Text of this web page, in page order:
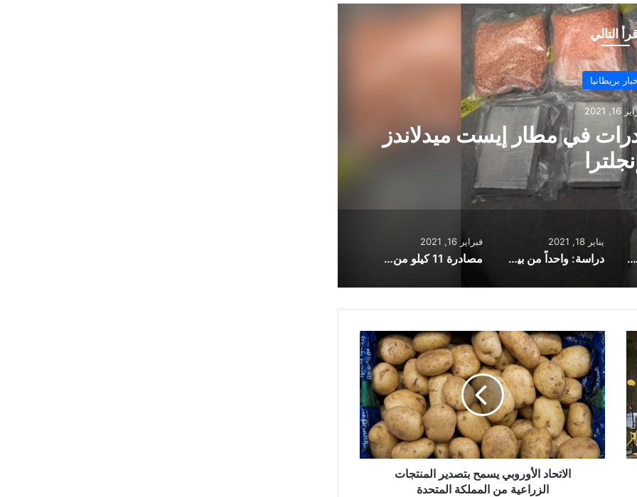
التالي
بريطانيا
2021
المخدرات في مطار إيست ميدلاندز
حكومة بريطانيا تتعهد بمبلغ 76 مليون جنيه استرليني لضحايا الاعتداء في أزمة كورونا
يناير 18, 2021
دراسة: واحداً من بين كل 8 متعافين من كورونا ببريطانيا يتوفى بسبب مضاعفات كورونا
فبراير 16, 2021
مصادرة 11 كيلو من المخدرات في مطار إيست ميدلاندز بإنجلترا
الاتحاد
الأوروبي
يسمح
بتصدير
المنتجات
الزراعية
من
المملكة
المتحدة
الاتحاد الأوروبي يسمح بتصدير المنتجات
الزراعية من المملكة المتحدة